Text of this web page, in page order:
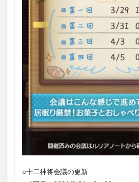
2
20
3
まと
め
○十二神将会議の更新